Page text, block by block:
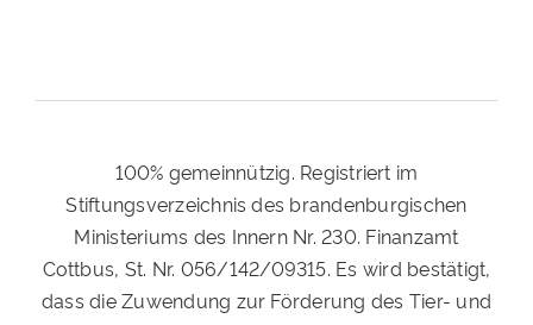
100% gemeinnützig. Registriert im
Stiftungsverzeichnis des brandenburgischen
Ministeriums des Innern Nr. 230. Finanzamt
Cottbus, St. Nr. 056/142/09315. Es wird bestätigt,
dass die Zuwendung zur Förderung des Tier- und